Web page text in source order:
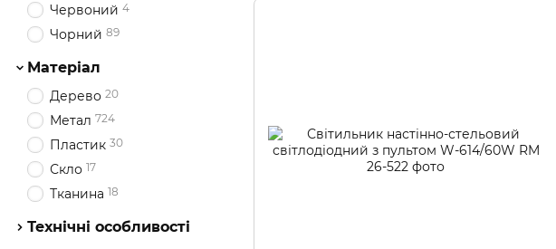
Червоний 4
Чорний 89
Матеріал
Дерево 20
Метал 724
Пластик 30
Скло 17
Тканина 18
Технічні особливості